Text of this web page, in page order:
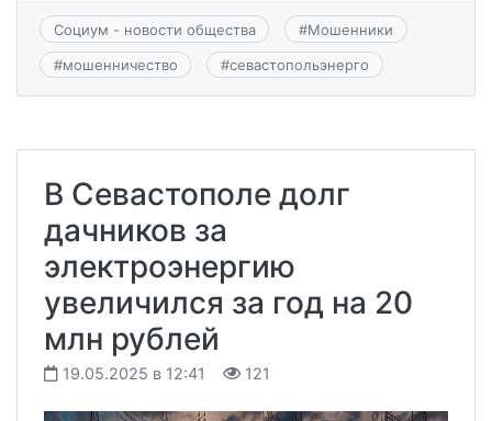
Социум - новости общества #Мошенники
#мошенничество #севастопольэнерго
В Севастополе долг
дачников за
электроэнергию
увеличился за год на 20
млн рублей
19.05.2025 в 12:41 121